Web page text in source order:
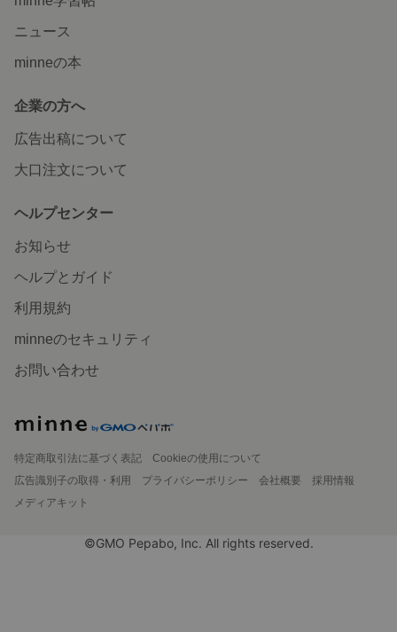
ニュース
minneの本
企業の方へ
広告出稿について
大口注文について
ヘルプセンター
お知らせ
ヘルプとガイド
利用規約
minneのセキュリティ
お問い合わせ
特定商取引法に基づく表記
Cookieの使用について
広告識別子の取得・利用
プライバシーポリシー 会社概要
採用情報
メディアキット
©GMO Pepabo, Inc. All rights reserved.